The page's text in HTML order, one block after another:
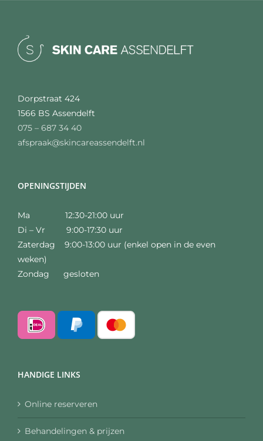
Dorpstraat 424
1566 BS Assendelft
075 – 687 34 40
afspraak@skincareassendelft.nl
OPENINGSTIJDEN
Ma 12:30-21:00 uur
Di – Vr 9:00-17:30 uur
Zaterdag 9:00-13:00 uur (enkel open in de even
weken)
Zondag gesloten
HANDIGE LINKS
Online reserveren
Behandelingen & prijzen